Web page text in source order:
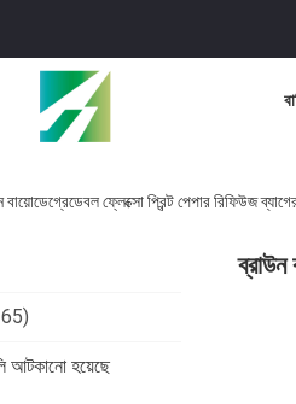
বায়োডেগ্রেডেবল ফ্লেক্সো প্রিন্ট পেপার রিফিউজ
আটকানো হয়েছে
ব্রাউন